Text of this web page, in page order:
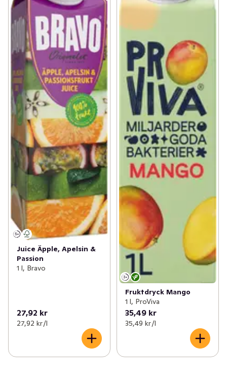
Juice Äpple, Apelsin &
Passion
1 l, Bravo
27,92 kr
27,92 kr /l
Fruktdryck Mango
1 l, ProViva
35,49 kr
35,49 kr /l